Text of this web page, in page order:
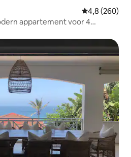
Gemiddelde
4,8 (260)